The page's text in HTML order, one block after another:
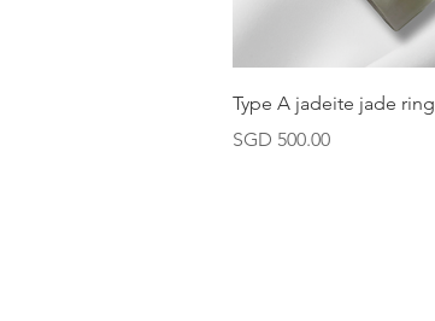
快速瀏覽
Type A jadeite jade ring
價格
SGD 500.00